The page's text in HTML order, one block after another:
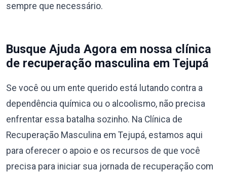
sempre que necessário.
Busque Ajuda Agora em nossa clínica
de recuperação masculina em Tejupá
Se você ou um ente querido está lutando contra a
dependência química ou o alcoolismo, não precisa
enfrentar essa batalha sozinho. Na Clínica de
Recuperação Masculina em Tejupá, estamos aqui
para oferecer o apoio e os recursos de que você
precisa para iniciar sua jornada de recuperação com